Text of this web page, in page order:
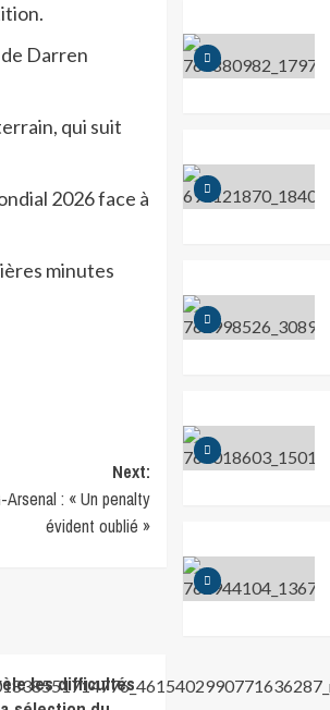
Darren
qui suit
2026 face à
minutes
Next:
: « Un penalty
évident oublié »
les difficultés